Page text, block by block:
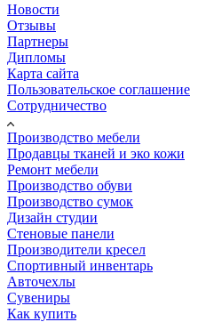
Новости
Отзывы
Партнеры
Дипломы
Карта сайта
Пользовательское соглашение
Сотрудничество
Производство мебели
Продавцы тканей и эко кожи
Ремонт мебели
Производство обуви
Производство сумок
Дизайн студии
Стеновые панели
Производители кресел
Спортивный инвентарь
Авточехлы
Сувениры
Как купить